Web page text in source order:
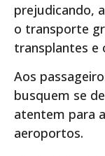
prejudicando,
o transporte
transplantes e
Aos
busquem se
atentem para
aeroportos.